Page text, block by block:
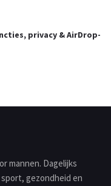
privacy & AirDrop-
mannen. Dagelijks
gezondheid en